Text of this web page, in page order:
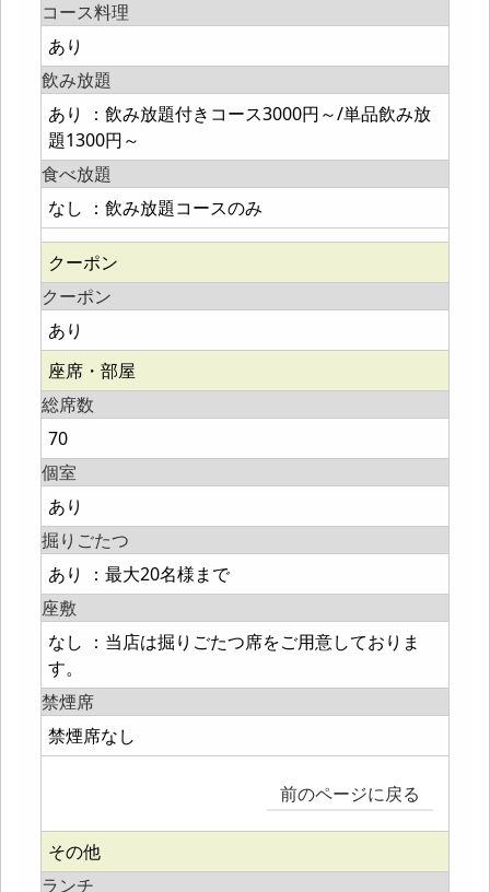
コース料理
あり
飲み放題
あり ：飲み放題付きコース3000円～/単品飲み放
題1300円～
食べ放題
なし ：飲み放題コースのみ
クーポン
クーポン
あり
座席・部屋
総席数
70
個室
あり
掘りごたつ
あり ：最大20名様まで
座敷
なし ：当店は掘りごたつ席をご用意しておりま
す。
禁煙席
禁煙席なし
前のページに戻る
その他
ランチ